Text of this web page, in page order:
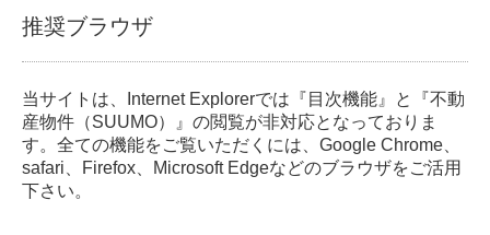
推奨ブラウザ
当サイトは、Internet Explorerでは『目次機能』と『不動
産物件（SUUMO）』の閲覧が非対応となっておりま
す。全ての機能をご覧いただくには、Google Chrome、
safari、Firefox、Microsoft Edgeなどのブラウザをご活用
下さい。